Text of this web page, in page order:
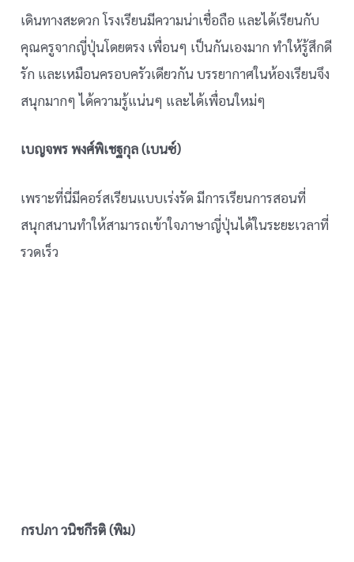
เดินทางสะดวก โรงเรียนมีความน่าเชื่อถือ และได้เรียนกับ
คุณครูจากญี่ปุ่นโดยตรง เพื่อนๆ เป็นกันเองมาก ทำให้รู้สึกดี
รัก และเหมือนครอบครัวเดียวกัน บรรยากาศในห้องเรียนจึง
สนุกมากๆ ได้ความรู้แน่นๆ และได้เพื่อนใหม่ๆ
เบญจพร พงศ์พิเชฐกุล (เบนซ์)
เพราะที่นี่มีคอร์สเรียนแบบเร่งรัด มีการเรียนการสอนที่
สนุกสนานทำให้สามารถเข้าใจภาษาญี่ปุ่นได้ในระยะเวลาที่
รวดเร็ว
กรปภา วนิชกีรติ (พิม)